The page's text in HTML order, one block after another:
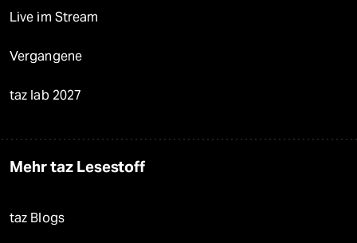
Live im Stream
Vergangene
taz lab 2027
Mehr taz Lesestoff
taz Blogs